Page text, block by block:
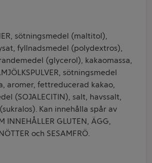
sötningsmedel (maltitol),
fyllnadsmedel (polydextros),
(glycerol), kakaomassa,
sötningsmedel
aromer, fettreducerad kakao,
(SOJALECITIN), salt, havssalt,
Kan innehålla spår av
INNEHÅLLER GLUTEN, ÄGG,
och SESAMFRÖ.